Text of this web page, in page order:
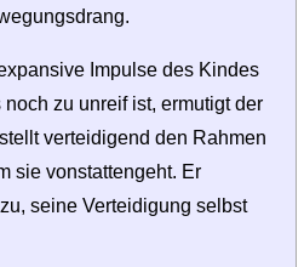
Impulse des Kindes
zu unreif ist, ermutigt der
verteidigend den Rahmen
sie vonstattengeht. Er
seine Verteidigung selbst